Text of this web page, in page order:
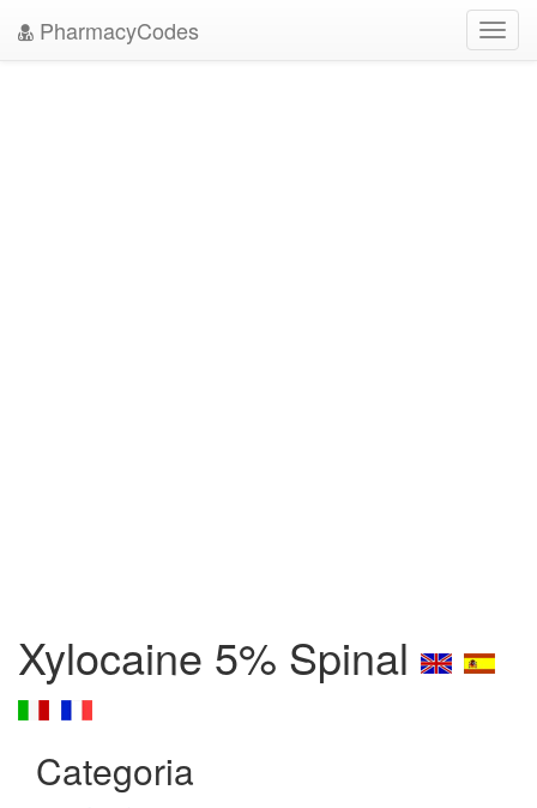
PharmacyCodes
Xylocaine 5% Spinal
Categoria